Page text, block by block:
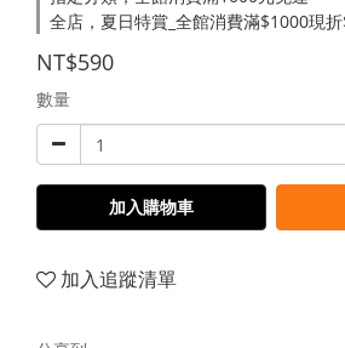
全店，夏日特賞_全館消費滿$1000現
NT$590
數量
加入購物車
加入追蹤清單